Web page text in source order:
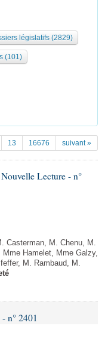
législatifs (2829)
(101)
13 16676 suivant »
Lecture - n°
Casterman, M. Chenu, M.
Hamelet, Mme Galzy,
M. Rambaud, M.
n° 2401